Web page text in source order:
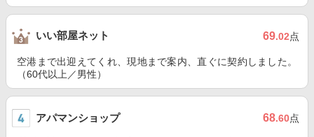
いい部屋ネット 69.02点
空港まで出迎えてくれ、現地まで案内、直ぐに契約しました。
（60代以上／男性）
アパマンショップ 68.60点